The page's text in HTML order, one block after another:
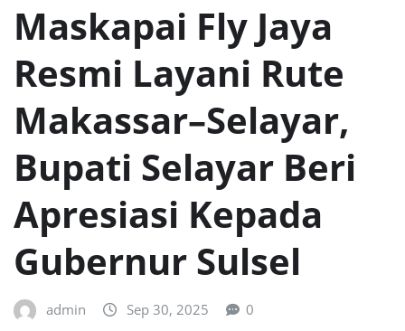
Maskapai Fly Jaya
Resmi Layani Rute
Makassar–Selayar,
Bupati Selayar Beri
Apresiasi Kepada
Gubernur Sulsel
admin Sep 30, 2025 0